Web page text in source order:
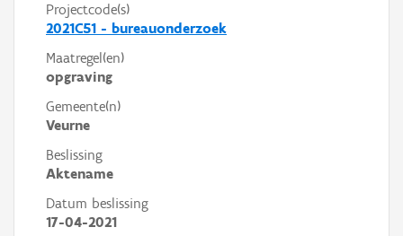
Projectcode(s)
2021C51 - bureauonderzoek
Maatregel(en)
opgraving
Gemeente(n)
Veurne
Beslissing
Aktename
Datum beslissing
17-04-2021